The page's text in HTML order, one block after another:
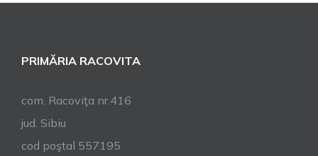
PRIMĂRIA RACOVITA
com. Racoviţa nr.416
jud. Sibiu
cod poştal 557195